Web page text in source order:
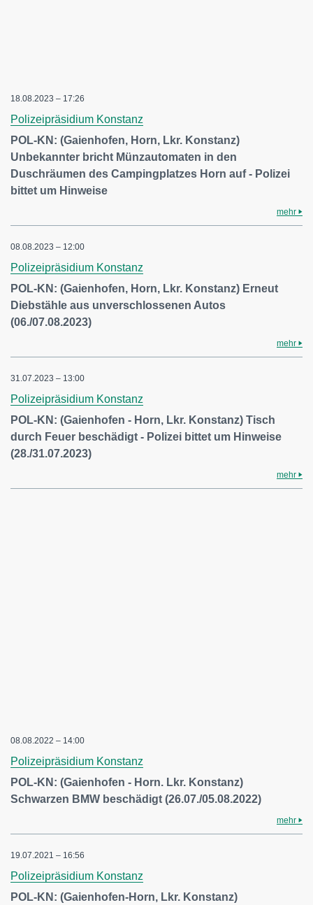
18.08.2023 – 17:26
Polizeipräsidium Konstanz
POL-KN: (Gaienhofen, Horn, Lkr. Konstanz)
Unbekannter bricht Münzautomaten in den
Duschräumen des Campingplatzes Horn auf - Polizei
bittet um Hinweise
mehr
08.08.2023 – 12:00
Polizeipräsidium Konstanz
POL-KN: (Gaienhofen, Horn, Lkr. Konstanz) Erneut
Diebstähle aus unverschlossenen Autos
(06./07.08.2023)
mehr
31.07.2023 – 13:00
Polizeipräsidium Konstanz
POL-KN: (Gaienhofen - Horn, Lkr. Konstanz) Tisch
durch Feuer beschädigt - Polizei bittet um Hinweise
(28./31.07.2023)
mehr
08.08.2022 – 14:00
Polizeipräsidium Konstanz
POL-KN: (Gaienhofen - Horn. Lkr. Konstanz)
Schwarzen BMW beschädigt (26.07./05.08.2022)
mehr
19.07.2021 – 16:56
Polizeipräsidium Konstanz
POL-KN: (Gaienhofen-Horn, Lkr. Konstanz)